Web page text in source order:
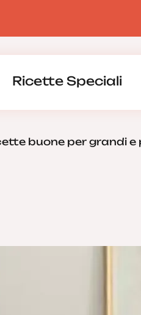
Ricette Speciali
buone per grandi e